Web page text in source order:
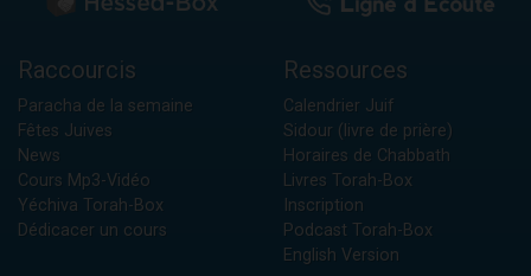
Raccourcis
Paracha de la semaine
Fêtes Juives
News
Cours Mp3-Vidéo
Yéchiva Torah-Box
Dédicacer un cours
Ressources
Calendrier Juif
Sidour (livre de prière)
Horaires de Chabbath
Livres Torah-Box
Inscription
Podcast Torah-Box
English Version